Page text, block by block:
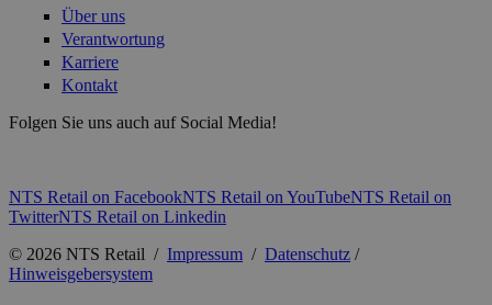
Über uns
Verantwortung
Karriere
Kontakt
Folgen Sie uns auch auf Social Media!
NTS Retail on FacebookNTS Retail on YouTubeNTS Retail on
TwitterNTS Retail on Linkedin
© 2026 NTS Retail / Impressum / Datenschutz /
Hinweisgebersystem